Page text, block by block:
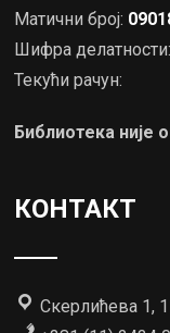
Матични број:
Шифра делатности:
Текући рачун:
Библиотека није
КОНТАКТ
Скерлићева 1,